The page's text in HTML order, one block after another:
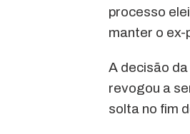
processo
manter o
A decisão
revogou a
solta no fim